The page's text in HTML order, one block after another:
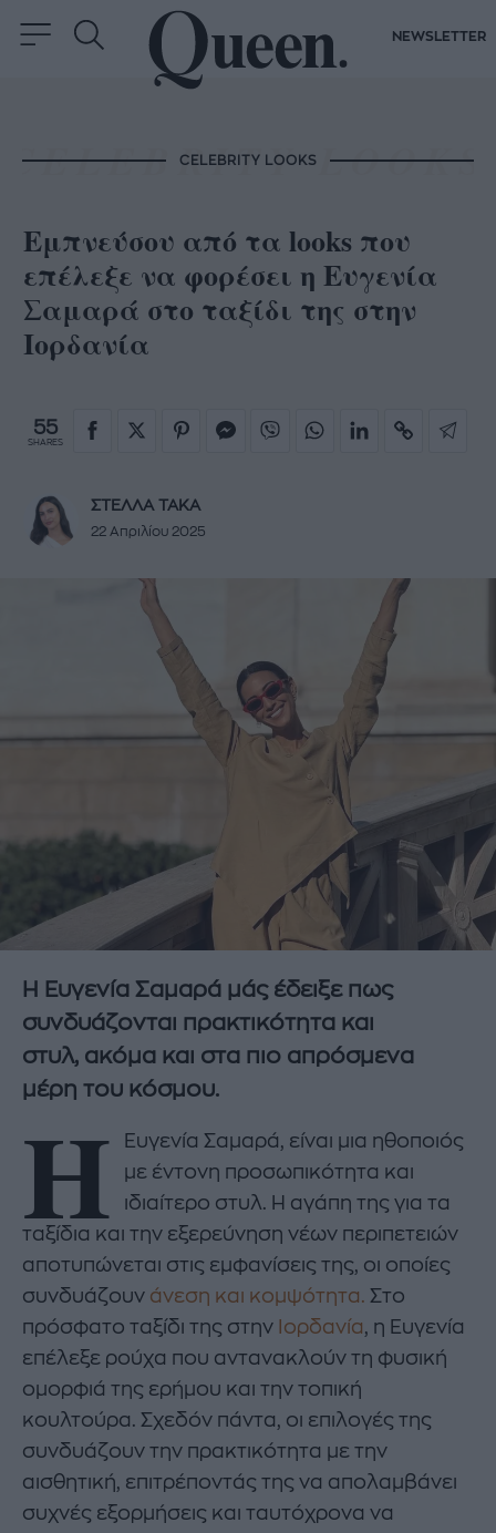
NEWSLETTER
CELEBRITY LOOKS
Εμπνεύσου από τα looks που
επέλεξε να φορέσει η Ευγενία
Σαμαρά στο ταξίδι της στην
Ιορδανία
55
SHARES
ΣΤΕΛΛΑ ΤΑΚΑ
22 Απριλίου 2025
Η Ευγενία Σαμαρά μάς έδειξε πως
συνδυάζονται πρακτικότητα και
στυλ, ακόμα και στα πιο απρόσμενα
μέρη του κόσμου.
Η
Ευγενία Σαμαρά, είναι μια ηθοποιός
με έντονη προσωπικότητα και
ιδιαίτερο στυλ. Η αγάπη της για τα
ταξίδια και την εξερεύνηση νέων περιπετειών
αποτυπώνεται στις εμφανίσεις της, οι οποίες
συνδυάζουν άνεση και κομψότητα.​ Στο
πρόσφατο ταξίδι της στην Ιορδανία, η Ευγενία
επέλεξε ρούχα που αντανακλούν τη φυσική
ομορφιά της ερήμου και την τοπική
κουλτούρα. Σχεδόν πάντα, οι επιλογές της
συνδυάζουν την πρακτικότητα με την
αισθητική, επιτρέποντάς της να απολαμβάνει
συχνές εξορμήσεις και ταυτόχρονα να